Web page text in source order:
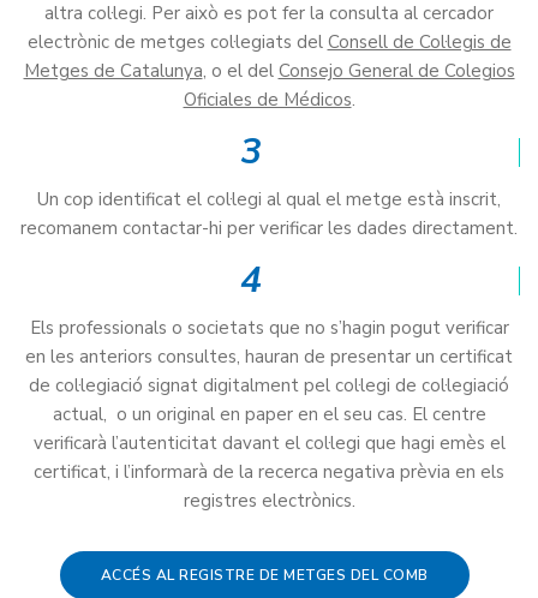
altra col·legi. Per això es pot fer la consulta al cercador
electrònic de metges col·legiats del Consell de Col·legis de
Metges de Catalunya, o el del Consejo General de Colegios
Oficiales de Médicos.
3
Un cop identificat el col·legi al qual el metge està inscrit,
recomanem contactar-hi per verificar les dades directament.
4
Els professionals o societats que no s’hagin pogut verificar
en les anteriors consultes, hauran de presentar un certificat
de col·legiació signat digitalment pel col·legi de col·legiació
actual, o un original en paper en el seu cas. El centre
verificarà l’autenticitat davant el col·legi que hagi emès el
certificat, i l’informarà de la recerca negativa prèvia en els
registres electrònics.
ACCÉS AL REGISTRE DE METGES DEL COMB